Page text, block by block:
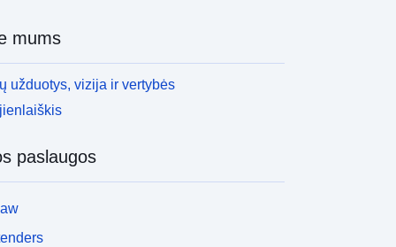
http://www.climatescience.org.au/tag
s/arccss
Dave Bi
Pradinis puslapis:
Dr. Tony Hirst
Pradinis puslapis:
mums
užduotys, vizija ir vertybės
paslaugos